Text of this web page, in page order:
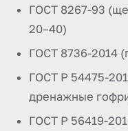
ГОСТ 8267-93
20–40)
ГОСТ 8736-2014
ГОСТ Р 54475-
дренажные
ГОСТ Р 56419-